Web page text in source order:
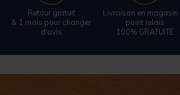
Retour gratuit
& 1 mois pour changer
d'avis
Livraison en magasin
point relais
100% GRATUITE